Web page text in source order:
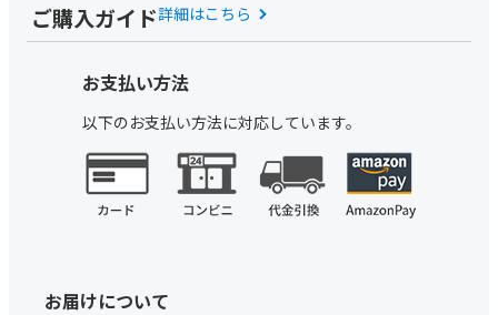
ご購入ガイド詳細はこちら
お支払い方法
以下のお支払い方法に対応しています。
お届けについて